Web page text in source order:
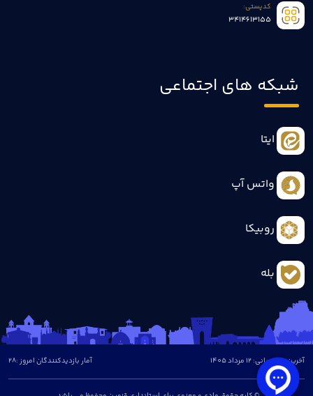
کدپستی:
3414613155
شبکه های اجتماعی
ایتا
واتس آپ
روبیکا
بله
آخرین بروزرسانی: 12 مرداد 1405 آمار بازدیدکنندگان امروز :28